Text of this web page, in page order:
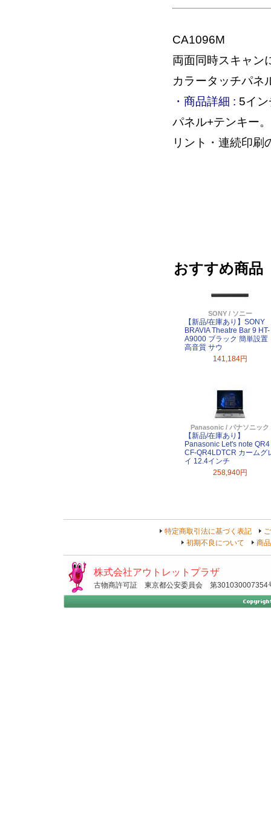
CA1096M
両面同時スキャン
カラータッチパネ
・商品詳細 : 5イ
パネル+テンキー
リント・連続印刷
おすすめ商品
SONY / ソニー
【新品/在庫あり】SONY
BRAVIA Theatre Bar 9 HT-
A9000 ブラック 簡単設置
高音質 サウ
141,184円
Panasonic / パナソニック
【新品/在庫あり】
Panasonic Let's note QR4
CF-QR4LDTCR カームグ
イ 12.4インチ
258,940円
特定商取引法に基づく表記
初期不良について
商
株式会社アウトレットプラザ
古物商許可証 東京都公安委員会 第301030007354